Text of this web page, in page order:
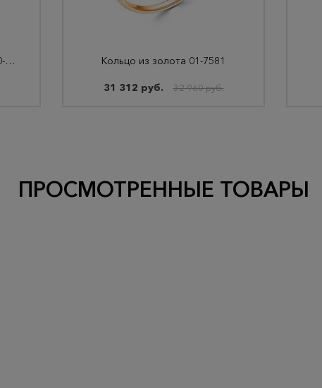
Кольцо из золота 29-12-1000-07701 Кольцо из золота 01-7581
31 312 руб. 32 960 руб.
ПРОСМОТРЕННЫЕ ТОВАРЫ